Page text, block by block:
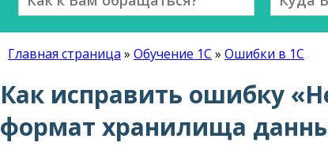
Главная страница » Обучение 1С » Ошибки в 1С
Как исправить ошибку
формат хранилища